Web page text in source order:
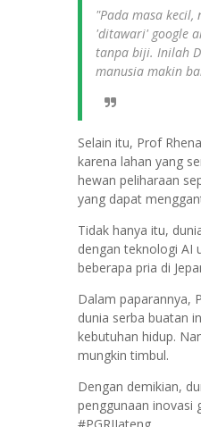
"Pada masa
'ditawari' google
tanpa biji. Inilah
manusia makin
Selain itu, Prof
karena lahan yang
hewan peliharaan
yang dapat
Tidak hanya itu,
dengan teknologi AI
beberapa pria di
Dalam paparannya,
dunia serba buatan
kebutuhan hidup.
mungkin timbul.
Dengan demikian,
penggunaan inovasi